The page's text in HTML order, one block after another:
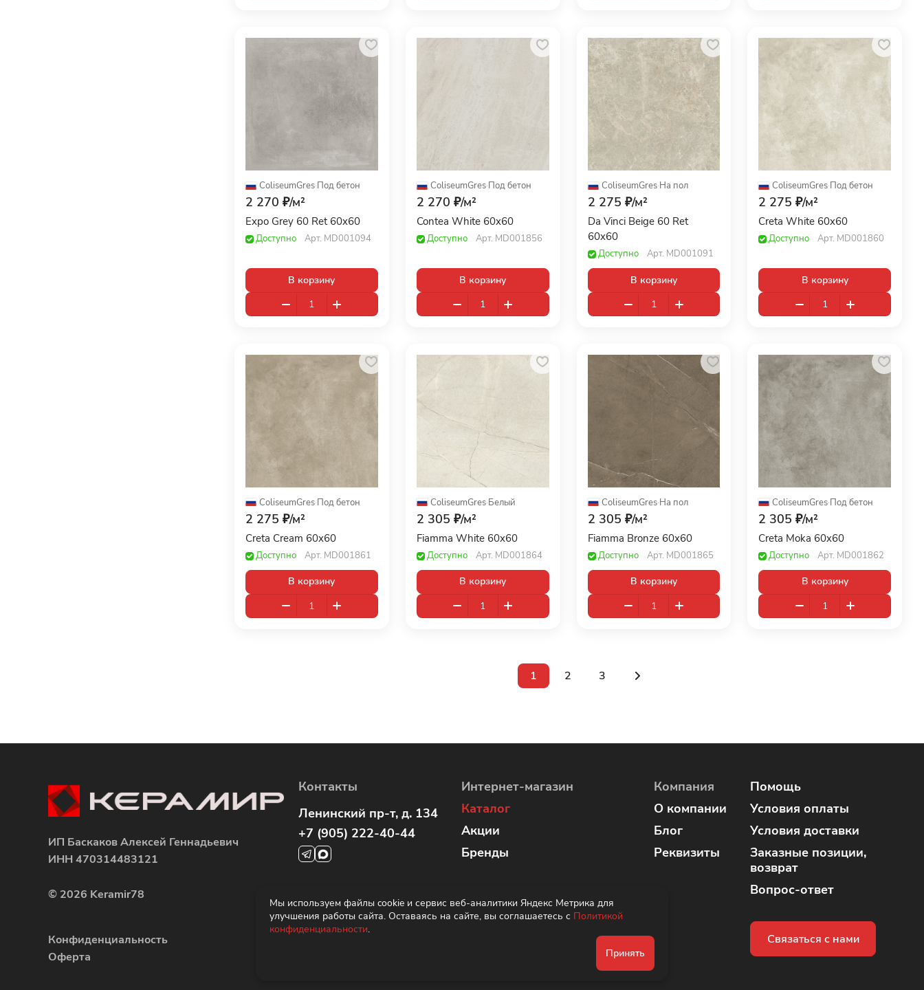
ColiseumGres·Под бетон
2 270 ₽/м²
Expo Grey 60 Ret 60x60
Доступно Арт. MD001094
В корзину
ColiseumGres·Под бетон
2 270 ₽/м²
Contea White 60x60
Доступно Арт. MD001856
В корзину
ColiseumGres·На пол
2 275 ₽/м²
Da Vinci Beige 60 Ret
60x60
Доступно Арт. MD001091
В корзину
ColiseumGres·Под бетон
2 275 ₽/м²
Creta White 60x60
Доступно Арт. MD001860
В корзину
ColiseumGres·Под бетон
2 275 ₽/м²
Creta Cream 60x60
Доступно Арт. MD001861
В корзину
ColiseumGres·Белый
2 305 ₽/м²
Fiamma White 60x60
Доступно Арт. MD001864
В корзину
ColiseumGres·На пол
2 305 ₽/м²
Fiamma Bronze 60x60
Доступно Арт. MD001865
В корзину
ColiseumGres·Под бетон
2 305 ₽/м²
Creta Moka 60x60
Доступно Арт. MD001862
В корзину
1 2 3
ИП Баскаков Алексей Геннадьевич
ИНН 470314483121
© 2026 Keramir78
Конфиденциальность
Оферта
Контакты
Ленинский пр-т, д. 134
+7 (905) 222-40-44
1
+7 (960) 283-67-89
Интернет-магазин
Каталог
Акции
Бренды
Компания
О компании
Блог
Реквизиты
Помощь
Условия оплаты
Условия доставки
Заказные позиции,
возврат
Вопрос-ответ
Связаться с нами
Мы используем файлы cookie и сервис веб-аналитики Яндекс Метрика для
улучшения работы сайта. Оставаясь на сайте, вы соглашаетесь с Политикой
конфиденциальности.
Принять